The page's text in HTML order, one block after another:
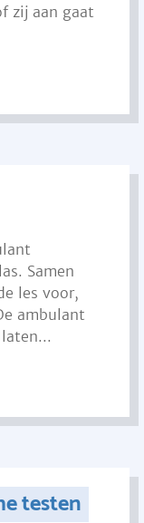
zij aan gaat
Samen
les voor,
ambulant
testen